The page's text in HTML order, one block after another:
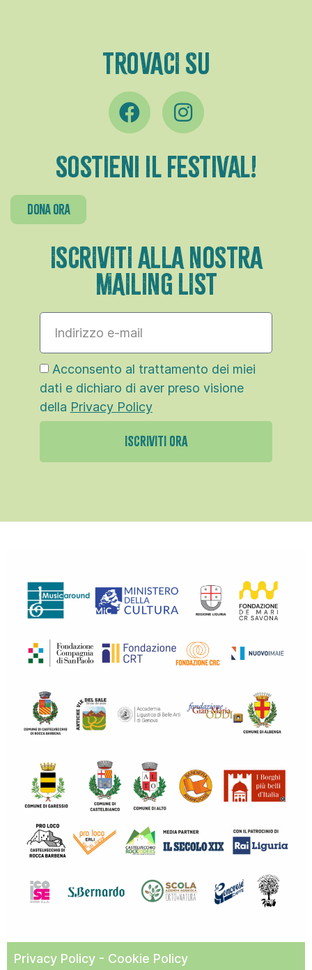
TROVACI SU
Sostieni il festival!
dona ora
ISCRIVITI ALLA NOSTRA
MAILING LIST
Acconsento al trattamento dei miei
dati e dichiaro di aver preso visione
della Privacy Policy
ISCRIVITI ORA
Privacy Policy - Cookie Policy